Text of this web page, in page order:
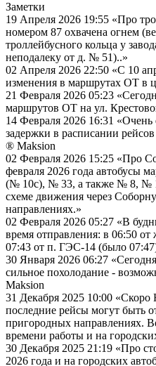
Заметки
19 Апреля 2026 19:55 «Про
номером 87 охвачена огнем
троллейбусного кольца у
неподалеку от д. № 51)..»
02 Апреля 2026 22:50 «С 10
изменения в маршрутах ОТ в
21 Февраля 2026 05:23
маршрутов ОТ на ул.
14 Февраля 2026 16:31 «Очень
задержки в расписании
® Maksion
02 Февраля 2026 15:25 «Про
февраля 2026 года
(№ 10с), № 33, а также № 8, №
схеме движения через
направлениях.»
02 Февраля 2026 05:27 «В
время отправления: в 06:50
07:43 от п. ГЭС-14 (было
30 Января 2026 06:27
сильное похолодание -
Maksion
31 Декабря 2025 10:00 «Скоро
последние рейсы могут быть
пригородных направлениях.
времени работы и на
30 Декабря 2025 21:19 «Про
2026 года и на городских